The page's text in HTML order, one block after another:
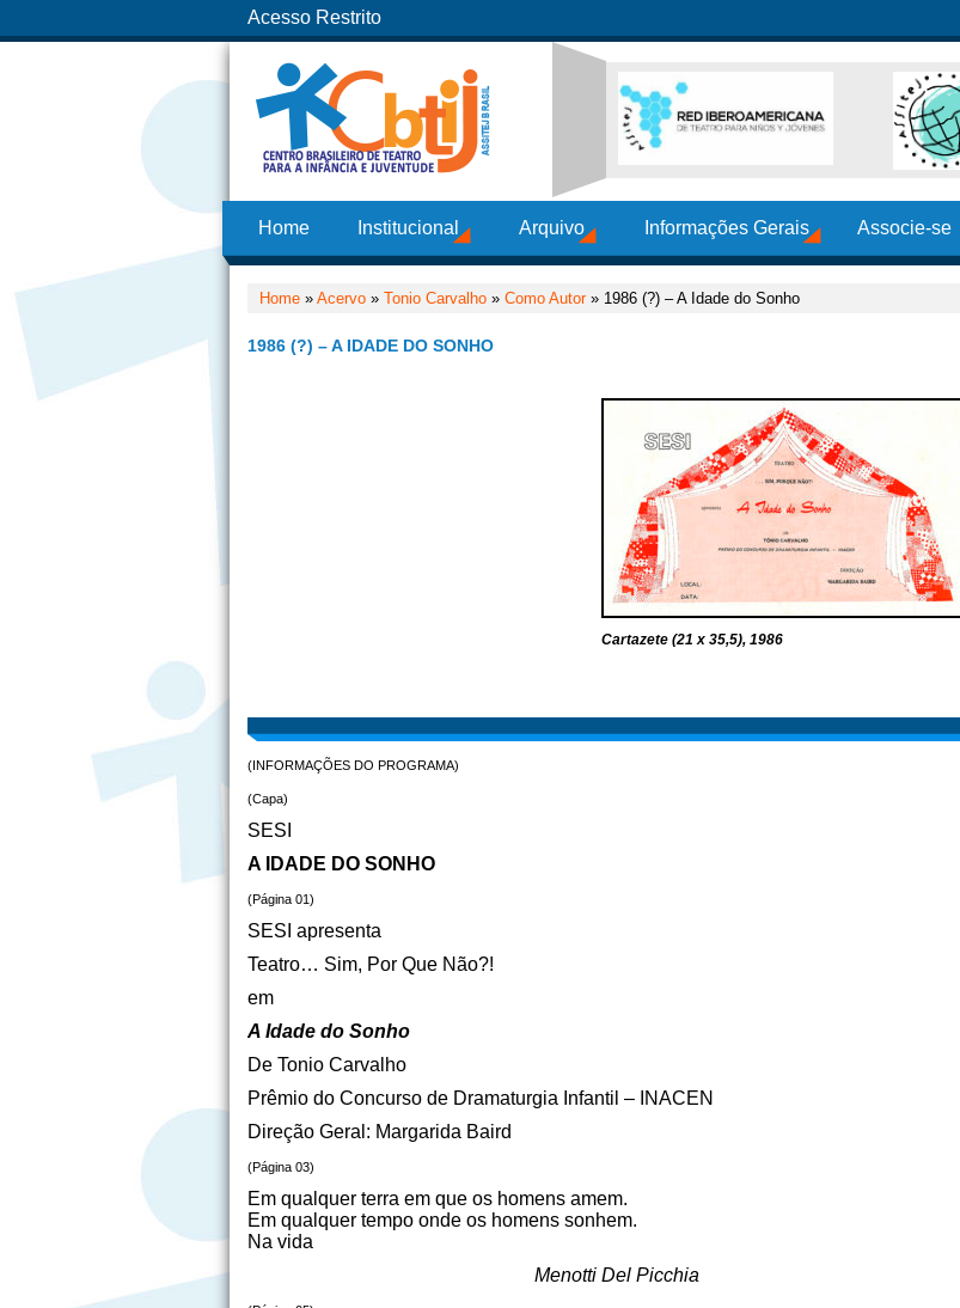
Acesso Restrito
Home Institucional Arquivo Informações Gerais Associe-se
Home » Acervo » Tonio Carvalho » Como Autor» 1986 (?) – A Idade do Sonho
1986 (?) – A IDADE DO SONHO
Cartazete (21 x 35,5), 1986
(INFORMAÇÕES DO PROGRAMA)
(Capa)
SESI
A IDADE DO SONHO
(Página 01)
SESI apresenta
Teatro… Sim, Por Que Não?!
em
A Idade do Sonho
De Tonio Carvalho
Prêmio do Concurso de Dramaturgia Infantil – INACEN
Direção Geral: Margarida Baird
(Página 03)
Em qualquer terra em que os homens amem.
Em qualquer tempo onde os homens sonhem.
Na vida
Menotti Del Picchia